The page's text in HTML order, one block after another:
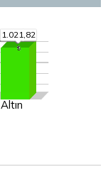
1.021,82
Altın